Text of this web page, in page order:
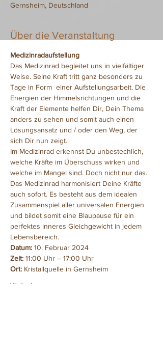
Gernsheim, Deutschland
Über die Veranstaltung
Medizinradaufstellung
Das Medizinrad begleitet uns in vielfältiger
Weise. Seine Kraft tritt ganz besonders zu
Tage in Form  einer Aufstellungsarbeit. Die
Energien der Himmelsrichtungen und die
Kraft der Elemente helfen Dir, Dein Thema
anders zu sehen und somit auch einen
Lösungsansatz und / oder den Weg, der
sich Dir nun zeigt.
Im Medizinrad erkennst Du unbestechlich,
welche Kräfte im Überschuss wirken und
welche im Mangel sind. Doch nicht nur das.
Das Medizinrad harmonisiert Deine Kräfte
auch sofort. Es besteht aus dem idealen
Zusammenspiel aller universalen Energien
und bildet somit eine Blaupause für ein
perfektes inneres Gleichgewicht in jedem
Lebensbereich.
Datum: 10. Februar 2024
Zeit: 11:00 Uhr – 17:00 Uhr
Ort: Kristallquelle in Gernsheim
Weiterlesen >>